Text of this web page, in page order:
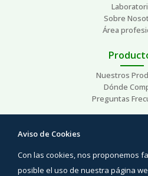
Sobre
Área
Nuestros
Dónde
Preguntas
Áreas de
Contacto
Aviso de Cookies
Con las cookies, nos proponemos
posible el uso de nuestra página